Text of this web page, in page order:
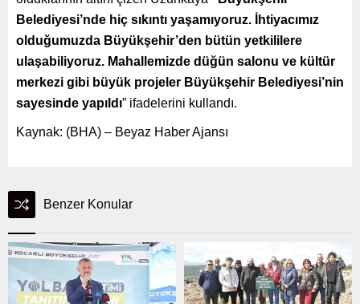
Belediyesi’nde hiç sıkıntı yaşamıyoruz. İhtiyacımız
olduğumuzda Büyükşehir’den bütün yetkililere
ulaşabiliyoruz. Mahallemizde düğün salonu ve kültür
merkezi gibi büyük projeler Büyükşehir Belediyesi’nin
sayesinde yapıldı” ifadelerini kullandı.
Kaynak: (BHA) – Beyaz Haber Ajansı
Benzer Konular